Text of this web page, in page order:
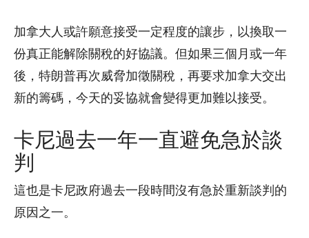
加拿大人或許願意接受一定程度的讓步，以換取一
份真正能解除關稅的好協議。但如果三個月或一年
後，特朗普再次威脅加徵關稅，再要求加拿大交出
新的籌碼，今天的妥協就會變得更加難以接受。
卡尼過去一年一直避免急於談
判
這也是卡尼政府過去一段時間沒有急於重新談判的
原因之一。